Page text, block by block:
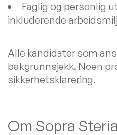
Faglig og personlig
inkluderende
Alle kandidater som
bakgrunnsjekk. Noen
sikkerhetsklarering.
Om Sopra Steria